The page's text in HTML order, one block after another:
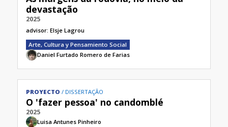
devastação
2025
advisor: Elsje Lagrou
Arte, Cultura y Pensamiento Social
Daniel Furtado Romero de Farias
PROYECTO DISSERTAÇÃO
O 'fazer pessoa' no candomblé
2025
Luisa Antunes Pinheiro